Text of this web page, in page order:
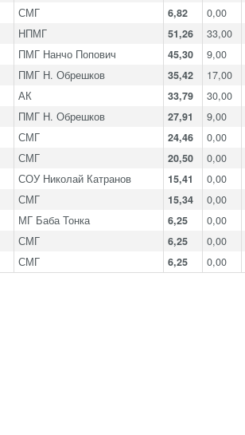
СМГ 6,82 0,00
НПМГ 51,26 33,00
ПМГ Нанчо Попович 45,30 9,00
ПМГ Н. Обрешков 35,42 17,00
АК 33,79 30,00
ПМГ Н. Обрешков 27,91 9,00
СМГ 24,46 0,00
СМГ 20,50 0,00
СОУ Николай Катранов 15,41 0,00
СМГ 15,34 0,00
МГ Баба Тонка 6,25 0,00
СМГ 6,25 0,00
СМГ 6,25 0,00